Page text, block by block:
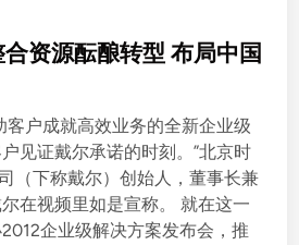
资源酝酿转型 布局中国
客户成就高效业务的全新企业级
见证戴尔承诺的时刻。”北京时
（下称戴尔）创始人，董事长兼
在视频里如是宣称。 就在这一
企业级解决方案发布会，推